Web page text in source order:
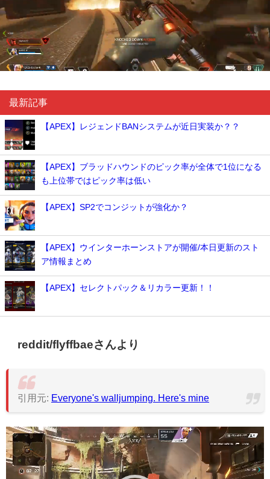
最新記事
【APEX】レジェンドBANシステムが近日実装か？？
【APEX】ブラッドハウンドのピック率が全体で1位になる
も上位帯ではピック率は低い
【APEX】SP2でコンジットが強化か？
【APEX】ウインターホーンストアが開催/本日更新のスト
ア情報まとめ
【APEX】セレクトパック＆リカラー更新！！
reddit/flyffbaeさんより
引用元: Everyone's walljumping. Here's mine
動
画
プ